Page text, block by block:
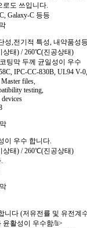
도 쓰입니다.
Galaxy-C 등등
성,전기적 특성, 내약품성
상태) / 260℃(진공상태)
팅막 두께 균일성이 우수
IPC-CC-830B, UL94 V-0,
files,
testing,
이 우수 합니다.
상태) / 260℃(진공상태)
니다 (저유전률 및 유전계
윤활성이 우수함/li>